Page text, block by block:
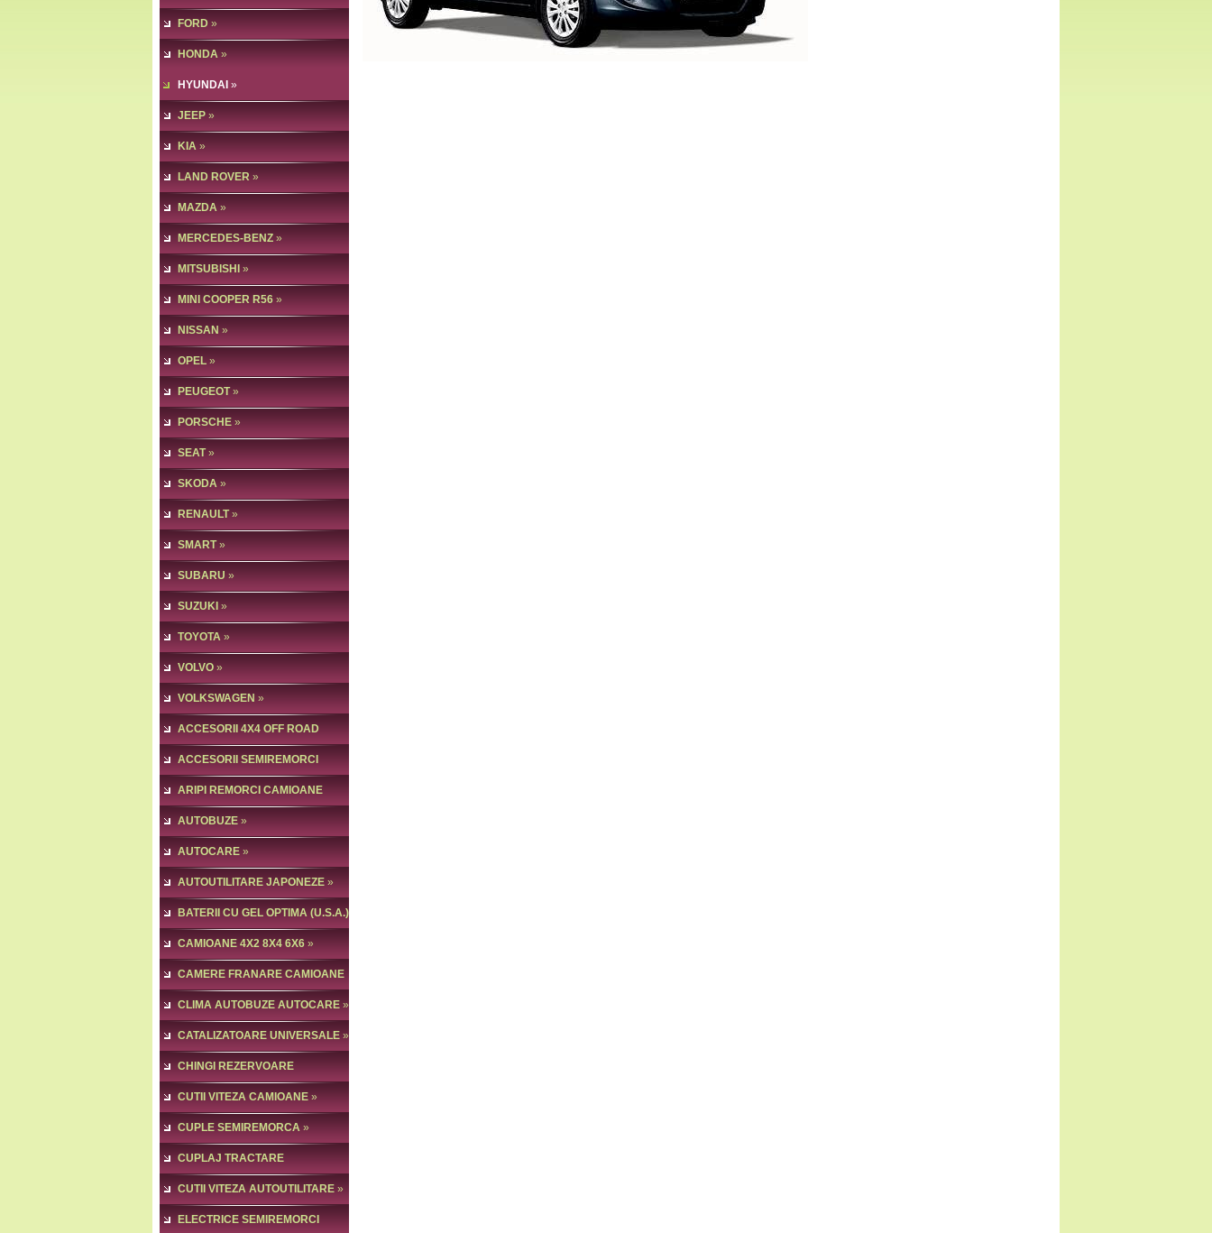
FORD »
HONDA »
HYUNDAI »
JEEP »
KIA »
LAND ROVER »
MAZDA »
MERCEDES-BENZ »
MITSUBISHI »
MINI COOPER R56 »
NISSAN »
OPEL »
PEUGEOT»
PORSCHE »
SEAT»
SKODA »
RENAULT»
SMART»
SUBARU »
SUZUKI »
TOYOTA »
VOLVO »
VOLKSWAGEN »
ACCESORII 4X4 OFF ROAD
ACCESORII SEMIREMORCI
ARIPI REMORCI CAMIOANE
AUTOBUZE »
AUTOCARE »
AUTOUTILITARE JAPONEZE »
BATERII CU GEL OPTIMA (U.S.A.)
CAMIOANE 4X2 8X4 6X6 »
CAMERE FRANARE CAMIOANE
» CLIMA AUTOBUZE AUTOCARE »
CATALIZATOARE UNIVERSALE »
CHINGI REZERVOARE
ACCESORII
CUTII VITEZA CAMIOANE »
CUPLE SEMIREMORCA »
CUPLAJ TRACTARE
SEMIREMORCA»
CUTII VITEZA AUTOUTILITARE »
ELECTRICE SEMIREMORCI